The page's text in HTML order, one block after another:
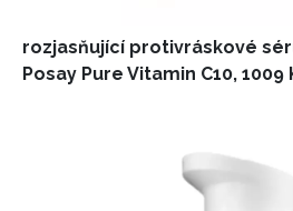
rozjasňující protivráskové
Posay Pure Vitamin C10, 1009